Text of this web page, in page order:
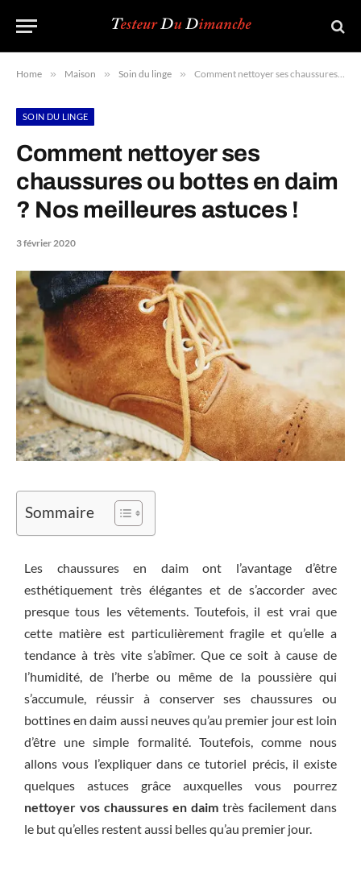
Home » Maison » Soin du linge » Comment nettoyer ses chaussures ou bottes en daim ? Nos meilleures astuces !
SOIN DU LINGE
Comment nettoyer ses
chaussures ou bottes en daim
? Nos meilleures astuces !
3 février 2020
Sommaire
Les chaussures en daim ont l’avantage d’être
esthétiquement très élégantes et de s’accorder avec
presque tous les vêtements. Toutefois, il est vrai que
cette matière est particulièrement fragile et qu’elle a
tendance à très vite s’abîmer. Que ce soit à cause de
l’humidité, de l’herbe ou même de la poussière qui
s’accumule, réussir à conserver ses chaussures ou
bottines en daim aussi neuves qu’au premier jour est loin
d’être une simple formalité. Toutefois, comme nous
allons vous l’expliquer dans ce tutoriel précis, il existe
quelques astuces grâce auxquelles vous pourrez
nettoyer vos chaussures en daim très facilement dans
le but qu’elles restent aussi belles qu’au premier jour.